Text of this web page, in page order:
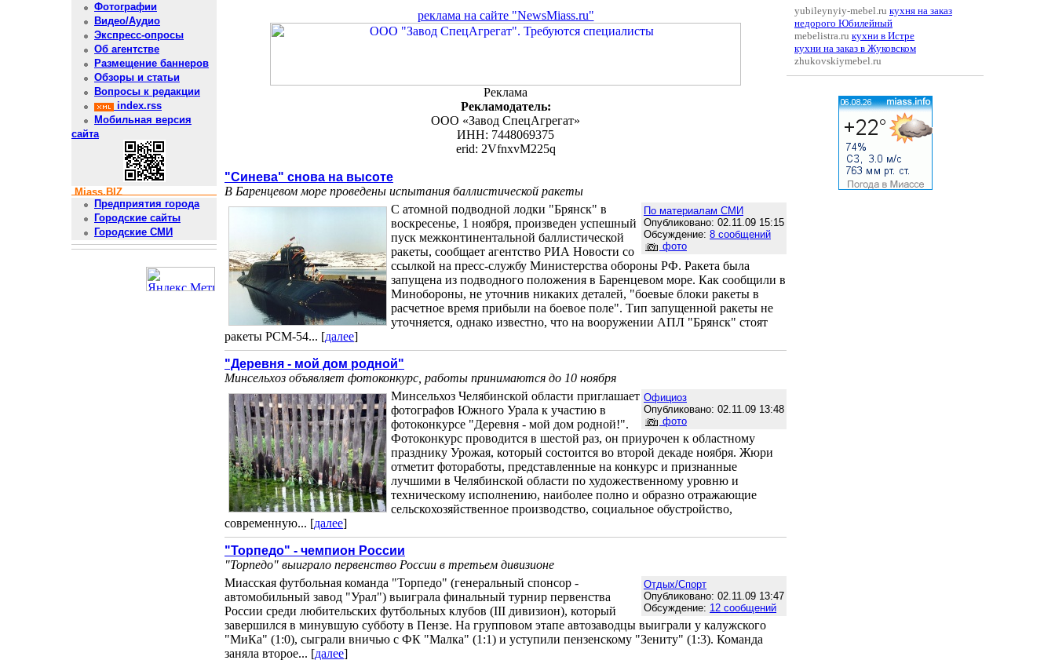
Фотографии
Видео/Аудио
Экспресс-опросы
Об агентстве
Размещение баннеров
Обзоры и статьи
Вопросы к редакции
index.rss
Мобильная версия
сайта
Miass.BIZ
Предприятия города
Городские сайты
Городские СМИ
реклама на сайте "NewsMiass.ru"
Реклама
Рекламодатель:
ООО «Завод СпецАгрегат»
ИНН: 7448069375
erid: 2VfnxvM225q
"Синева" снова на высоте
В Баренцевом море проведены испытания баллистической ракеты
По материалам СМИ
Опубликовано: 02.11.09 15:15
Обсуждение: 8 сообщений
фото
С атомной подводной лодки "Брянск" в
воскресенье, 1 ноября, произведен успешный
пуск межконтинентальной баллистической
ракеты, сообщает агентство РИА Новости со
ссылкой на пресс-службу Министерства обороны РФ. Ракета была
запущена из подводного положения в Баренцевом море. Как сообщили в
Минобороны, не уточнив никаких деталей, "боевые блоки ракеты в
расчетное время прибыли на боевое поле". Тип запущенной ракеты не
уточняется, однако известно, что на вооружении АПЛ "Брянск" стоят
ракеты РСМ-54... [далее]
"Деревня - мой дом родной"
Минсельхоз объявляет фотоконкурс, работы принимаются до 10 ноября
Официоз
Опубликовано: 02.11.09 13:48
фото
Минсельхоз Челябинской области приглашает
фотографов Южного Урала к участию в
фотоконкурсе "Деревня - мой дом родной!".
Фотоконкурс проводится в шестой раз, он приурочен к областному
празднику Урожая, который состоится во второй декаде ноября. Жюри
отметит фотоработы, представленные на конкурс и признанные
лучшими в Челябинской области по художественному уровню и
техническому исполнению, наиболее полно и образно отражающие
сельскохозяйственное производство, социальное обустройство,
современную... [далее]
"Торпедо" - чемпион России
"Торпедо" выиграло первенство России в третьем дивизионе
Отдых/Спорт
Опубликовано: 02.11.09 13:47
Обсуждение: 12 сообщений
Миасская футбольная команда "Торпедо" (генеральный спонсор -
автомобильный завод "Урал") выиграла финальный турнир первенства
России среди любительских футбольных клубов (III дивизион), который
завершился в минувшую субботу в Пензе. На групповом этапе автозаводцы выиграли у калужского
"МиКа" (1:0), сыграли вничью с ФК "Малка" (1:1) и уступили пензенскому "Зениту" (1:3). Команда
заняла второе... [далее]
yubileynyiy-mebel.ru кухня на заказ
недорого Юбилейный
mebelistra.ru кухни в Истре
кухни на заказ в Жуковском
zhukovskiymebel.ru